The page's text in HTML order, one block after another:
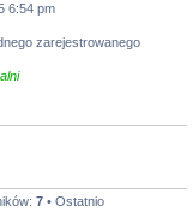
6:54 pm
zarejestrowanego
7 • Ostatnio